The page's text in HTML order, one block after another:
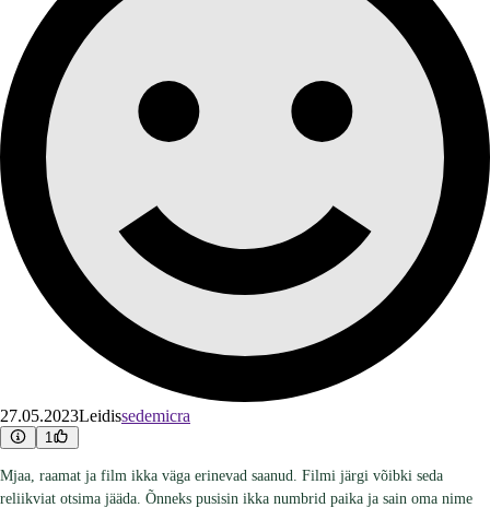
27.05.2023Leidissedemicra
1
Mjaa, raamat ja film ikka väga erinevad saanud. Filmi järgi võibki seda
reliikviat otsima jääda. Õnneks pusisin ikka numbrid paika ja sain oma nime